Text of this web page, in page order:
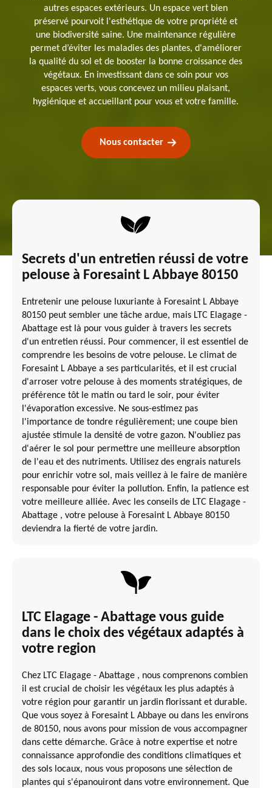
autres espaces extérieurs. Un espace vert bien
préservé pourvoit l'esthétique de votre propriété et
une biodiversité saine. Une maintenance régulière
permet d’éviter les maladies des plantes, d'améliorer
la qualité du sol et de booster la bonne croissance des
végétaux. En investissant dans ce soin pour vos
espaces verts, vous concevez un milieu plaisant,
hygiénique et accueillant pour vous et votre famille.
Nous contacter
Secrets d'un entretien réussi de votre
pelouse à Foresaint L Abbaye 80150
Entretenir une pelouse luxuriante à Foresaint L Abbaye
80150 peut sembler une tâche ardue, mais LTC Elagage -
Abattage est là pour vous guider à travers les secrets
d'un entretien réussi. Pour commencer, il est essentiel de
comprendre les besoins de votre pelouse. Le climat de
Foresaint L Abbaye a ses particularités, et il est crucial
d'arroser votre pelouse à des moments stratégiques, de
préférence tôt le matin ou tard le soir, pour éviter
l'évaporation excessive. Ne sous-estimez pas
l'importance de tondre régulièrement; une coupe bien
ajustée stimule la densité de votre gazon. N'oubliez pas
d'aérer le sol pour permettre une meilleure absorption
de l'eau et des nutriments. Utilisez des engrais naturels
pour enrichir votre sol, mais veillez à le faire de manière
responsable pour éviter la pollution. Enfin, la patience est
votre meilleure alliée. Avec les conseils de LTC Elagage -
Abattage , votre pelouse à Foresaint L Abbaye 80150
deviendra la fierté de votre jardin.
LTC Elagage - Abattage vous guide
dans le choix des végétaux adaptés à
votre region
Chez LTC Elagage - Abattage , nous comprenons combien
il est crucial de choisir les végétaux les plus adaptés à
votre région pour garantir un jardin florissant et durable.
Que vous soyez à Foresaint L Abbaye ou dans les environs
de 80150, nous avons pour mission de vous accompagner
dans cette démarche. Grâce à notre expertise et notre
connaissance approfondie des conditions climatiques et
des sols locaux, nous vous proposons une sélection de
plantes qui s'épanouiront dans votre environnement. Que